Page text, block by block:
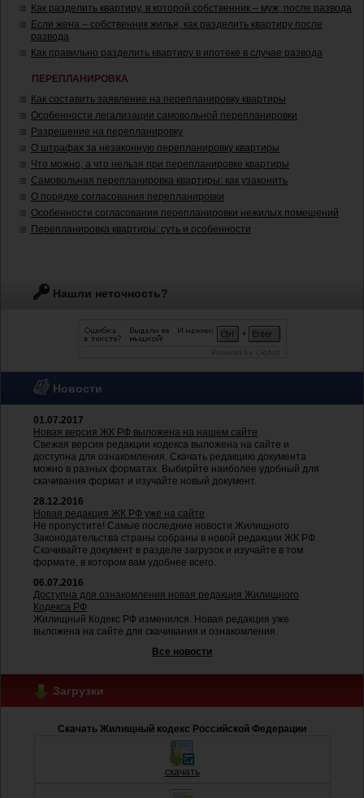
Как разделить квартиру, в которой собственник – муж, после развода
Если жена – собственник жилья, как разделить квартиру после
развода
Как правильно разделить квартиру в ипотеке в случае развода
ПЕРЕПЛАНИРОВКА
Как составить заявление на перепланировку квартиры
Особенности легализации самовольной перепланировки
Разрешение на перепланировку
О штрафах за незаконную перепланировку квартиры
Что можно, а что нельзя при перепланировке квартиры
Самовольная перепланировка квартиры: как узаконить
О порядке согласования перепланировки
Особенности согласования перепланировки нежилых помещений
Перепланировка квартиры: суть и особенности
Нашли неточность?
Новости
01.07.2017
Новая версия ЖК РФ выложена на нашем сайте
Свежая версия редакции кодекса выложена на сайте и
доступна для ознакомления. Скачать редакцию документа
можно в разных форматах. Выбирйте наиболее удобный для
скачивания формат и изучайте новый документ.
28.12.2016
Новая редакция ЖК РФ уже на сайте
Не пропустите! Самые последние новости Жилищного
Законодательства страны собраны в новой редакции ЖК РФ.
Скачивайте документ в разделе загрузок и изучайте в том
формате, в котором вам удобнее всего.
06.07.2016
Доступна для ознакомления новая редакция Жилищного
Кодекса РФ
Жилищный Кодекс РФ изменился. Новая редакция уже
выложена на сайте для скачивания и ознакомления.
Все новости
Загрузки
Скачать Жилищный кодекс Российской Федерации
скачать